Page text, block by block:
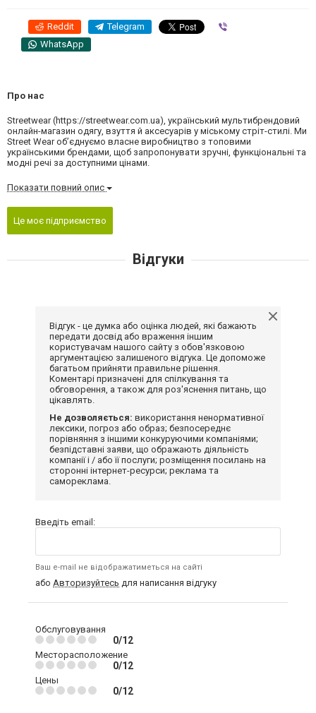
Reddit Telegram
WhatsApp
Про нас
Streetwear (https://streetwear.com.ua), український мультибрендовий
онлайн-магазин одягу, взуття й аксесуарів у міському стріт-стилі. Ми
Street Wear об’єднуємо власне виробництво з топовими
українськими брендами, щоб запропонувати зручні, функціональні та
модні речі за доступними цінами.
Показати повний опис
Це моє підприємство
Відгуки
Відгук - це думка або оцінка людей, які бажають
передати досвід або враження іншим
користувачам нашого сайту з обов'язковою
аргументацією залишеного відгука. Це допоможе
багатьом прийняти правильне рішення.
Коментарі призначені для спілкування та
обговорення, а також для роз'яснення питань, що
цікавлять.
Не дозволяється: використання ненормативної
лексики, погроз або образ; безпосереднє
порівняння з іншими конкуруючими компаніями;
безпідставні заяви, що ображають діяльність
компанії і / або її послуги; розміщення посилань на
сторонні інтернет-ресурси; реклама та
самореклама.
Введіть email:
Ваш e-mail не відображатиметься на сайті
або Авторизуйтесь для написання відгуку
Обслуговування
0/12
Месторасположение
0/12
Цены
0/12